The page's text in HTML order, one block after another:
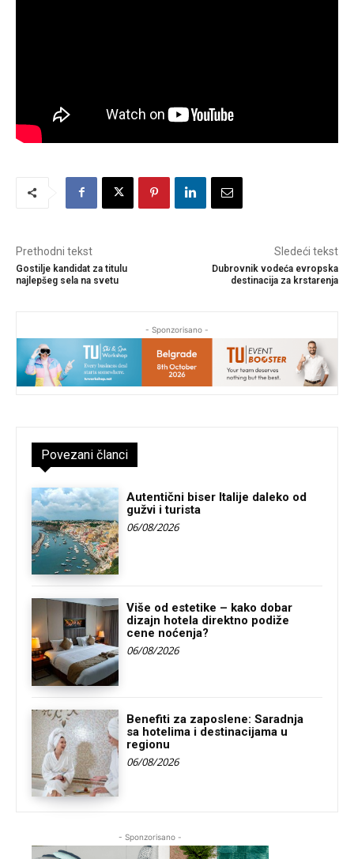
Prethodni tekst
Gostilje kandidat za titulu
najlepšeg sela na svetu
Sledeći tekst
Dubrovnik vodeća evropska
destinacija za krstarenja
- Sponzorisano -
Povezani članci
Autentični biser Italije daleko od
gužvi i turista
06/08/2026
Više od estetike – kako dobar
dizajn hotela direktno podiže
cene noćenja?
06/08/2026
Benefiti za zaposlene: Saradnja
sa hotelima i destinacijama u
regionu
06/08/2026
- Sponzorisano -